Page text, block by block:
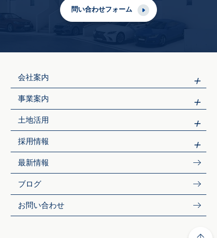
問い合わせフォーム
会社案内
事業案内
土地活用
採用情報
最新情報
ブログ
お問い合わせ